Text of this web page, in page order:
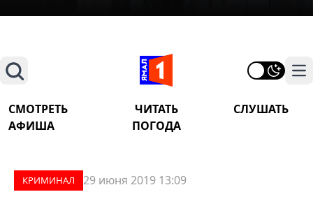
Поиск
СМОТРЕТЬ ЧИТАТЬ
СЛУШАТЬ
АФИША
ПОГОДА
КРИМИНАЛ 29 июня 2019 13:09